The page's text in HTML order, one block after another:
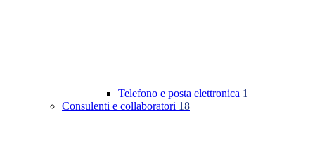
Telefono e posta elettronica 1
Consulenti e collaboratori 18